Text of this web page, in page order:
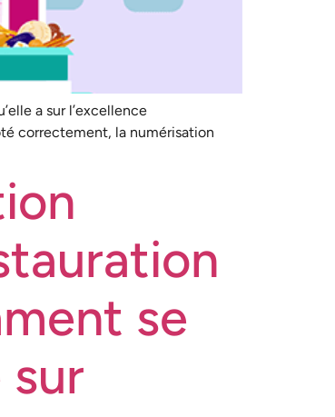
a sur l’excellence
correctement, la numérisation
se
sur